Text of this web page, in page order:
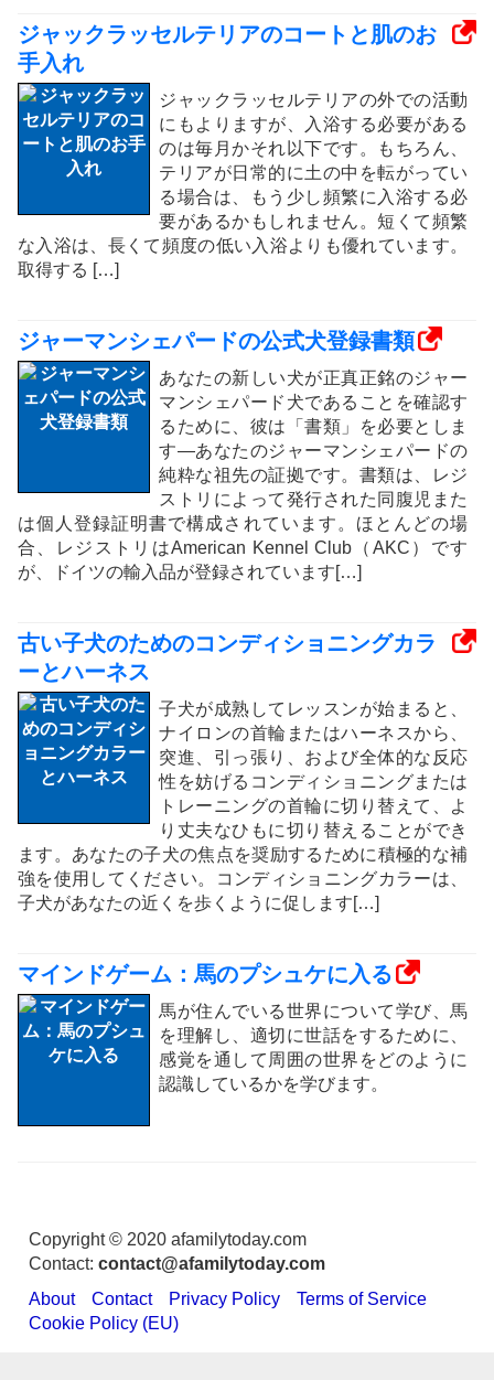
ジャックラッセルテリアのコートと肌のお
手入れ
ジャックラッセルテリアの外での活動
にもよりますが、入浴する必要がある
のは毎月かそれ以下です。もちろん、
テリアが日常的に土の中を転がってい
る場合は、もう少し頻繁に入浴する必
要があるかもしれません。短くて頻繁
な入浴は、長くて頻度の低い入浴よりも優れています。
取得する […]
ジャーマンシェパードの公式犬登録書類
あなたの新しい犬が正真正銘のジャー
マンシェパード犬であることを確認す
るために、彼は「書類」を必要としま
す—あなたのジャーマンシェパードの
純粋な祖先の証拠です。書類は、レジ
ストリによって発行された同腹児また
は個人登録証明書で構成されています。ほとんどの場
合、レジストリはAmerican Kennel Club（AKC）です
が、ドイツの輸入品が登録されています[…]
古い子犬のためのコンディショニングカラ
ーとハーネス
子犬が成熟してレッスンが始まると、
ナイロンの首輪またはハーネスから、
突進、引っ張り、および全体的な反応
性を妨げるコンディショニングまたは
トレーニングの首輪に切り替えて、よ
り丈夫なひもに切り替えることができ
ます。あなたの子犬の焦点を奨励するために積極的な補
強を使用してください。コンディショニングカラーは、
子犬があなたの近くを歩くように促します[…]
マインドゲーム：馬のプシュケに入る
馬が住んでいる世界について学び、馬
を理解し、適切に世話をするために、
感覚を通して周囲の世界をどのように
認識しているかを学びます。
Copyright © 2020 afamilytoday.com
Contact: contact@afamilytoday.com
About
Contact Privacy Policy
Terms of Service
Cookie Policy (EU)